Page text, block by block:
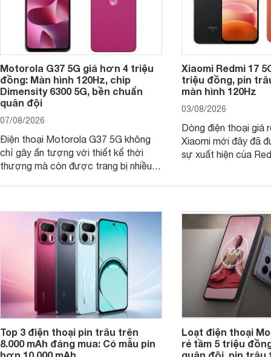
Motorola G37 5G giá hơn 4 triệu
đồng: Màn hình 120Hz, chip
Dimensity 6300 5G, bền chuẩn
quân đội
07/08/2026
Điện thoại Motorola G37 5G không
chỉ gây ấn tượng với thiết kế thời
thượng mà còn được trang bị nhiều
Xiaomi Redmi 17
triệu đồng, pin
màn hình 120Hz
03/08/2026
Dòng điện thoại giá
Xiaomi mới đây đã
sự xuất hiện của
Top 3 điện thoại pin trâu trên
8.000 mAh đáng mua: Có mẫu pin
Loạt điện thoại
rẻ tầm 5 triệu